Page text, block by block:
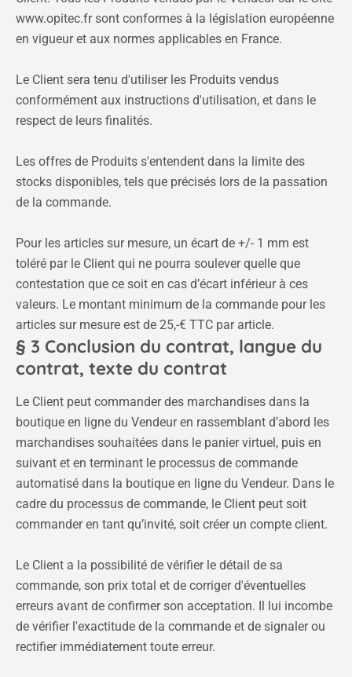
www.opitec.fr sont conformes à la législation européenne
en vigueur et aux normes applicables en France.
Le Client sera tenu d'utiliser les Produits vendus
conformément aux instructions d'utilisation, et dans le
respect de leurs finalités.
Les offres de Produits s'entendent dans la limite des
stocks disponibles, tels que précisés lors de la passation
de la commande.
Pour les articles sur mesure, un écart de +/- 1 mm est
toléré par le Client qui ne pourra soulever quelle que
contestation que ce soit en cas d’écart inférieur à ces
valeurs. Le montant minimum de la commande pour les
articles sur mesure est de 25,-€ TTC par article.
§ 3 Conclusion du contrat, langue du
contrat, texte du contrat
Le Client peut commander des marchandises dans la
boutique en ligne du Vendeur en rassemblant d’abord les
marchandises souhaitées dans le panier virtuel, puis en
suivant et en terminant le processus de commande
automatisé dans la boutique en ligne du Vendeur. Dans le
cadre du processus de commande, le Client peut soit
commander en tant qu’invité, soit créer un compte client.
Le Client a la possibilité de vérifier le détail de sa
commande, son prix total et de corriger d'éventuelles
erreurs avant de confirmer son acceptation. Il lui incombe
de vérifier l'exactitude de la commande et de signaler ou
rectifier immédiatement toute erreur.